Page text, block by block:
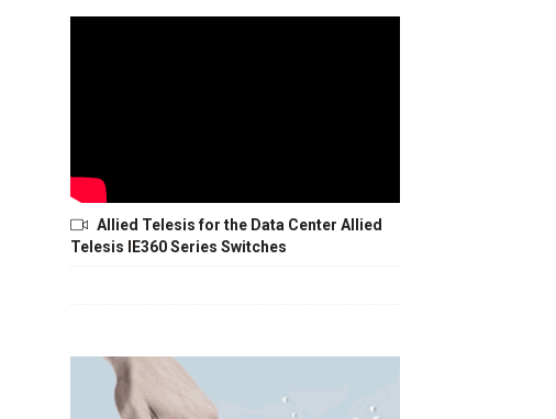
Allied Telesis for the Data Center Allied
Telesis IE360 Series Switches